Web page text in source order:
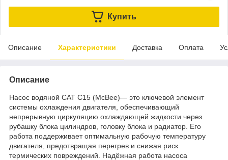
Купить
Описание Характеристики Доставка Оплата
Описание
Насос водяной CAT C15 (McBee)— это ключевой элемент
системы охлаждения двигателя, обеспечивающий
непрерывную циркуляцию охлаждающей жидкости через
рубашку блока цилиндров, головку блока и радиатор. Его
работа поддерживает оптимальную рабочую температуру
двигателя, предотвращая перегрев и снижая риск
термических повреждений. Надёжная работа насоса